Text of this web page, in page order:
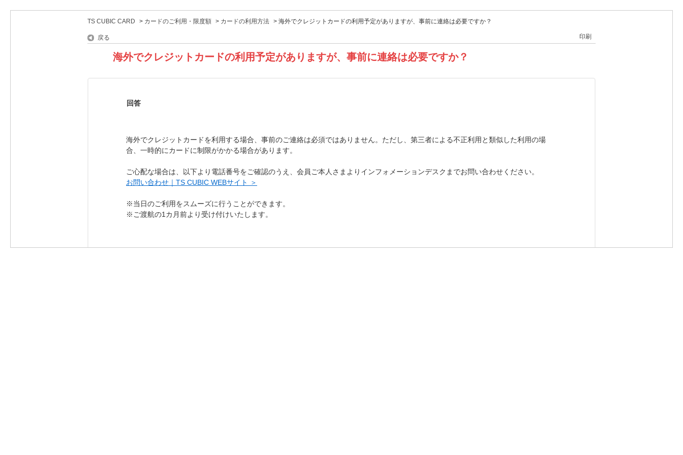
TS CUBIC CARD > カードのご利用・限度額 > カードの利用方法 > 海外でクレジットカードの利用予定がありますが、事前に連絡は必要ですか？
戻る 印刷
海外でクレジットカードの利用予定がありますが、事前に連絡は必要ですか？
回答
海外でクレジットカードを利用する場合、事前のご連絡は必須ではありません。ただし、第三者による不正利用と類似した利用の場
合、一時的にカードに制限がかかる場合があります。
ご心配な場合は、以下より電話番号をご確認のうえ、会員ご本人さまよりインフォメーションデスクまでお問い合わせください。
お問い合わせ｜TS CUBIC WEBサイト ＞
※当日のご利用をスムーズに行うことができます。
※ご渡航の1カ月前より受け付けいたします。